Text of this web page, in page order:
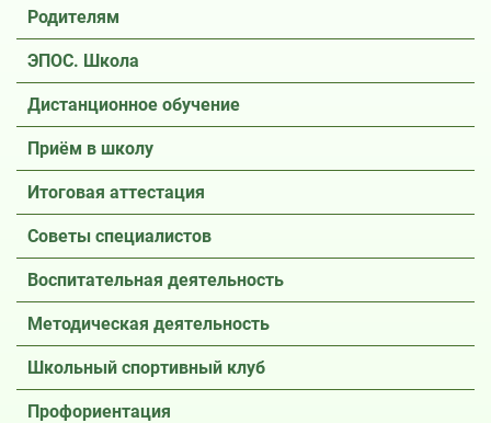
Родителям
ЭПОС. Школа
Дистанционное обучение
Приём в школу
Итоговая аттестация
Советы специалистов
Воспитательная деятельность
Методическая деятельность
Школьный спортивный клуб
Профориентация